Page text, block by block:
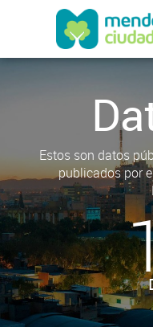
Estos son datos
publicados por